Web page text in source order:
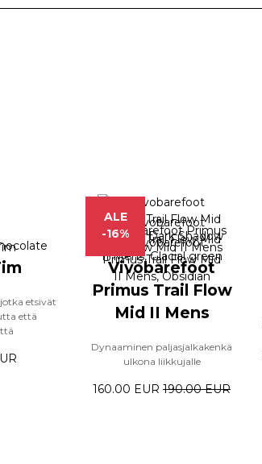
etsivät
että
ALE
-16%
Vivobarefoot
Primus Trail Flow
Mid II Mens
Dynaaminen paljasjalkakenkä
ulkona liikkujalle
160.00 EUR 190.00 EUR